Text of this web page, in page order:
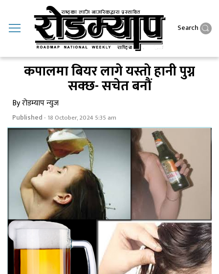
Search
कपालमा बियर लागे यस्ताे हानी पुग्न
सक्छ- सचेत बनाैं
By रोडम्याप न्युज
Published- 18 October, 2024 5:35 am